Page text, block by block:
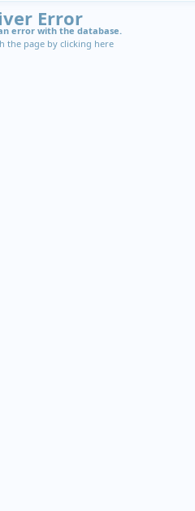
Error
error with the database.
the page by clicking here